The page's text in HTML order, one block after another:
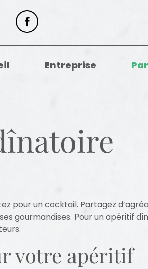
Entreprise
pour un cocktail. Partagez
gourmandises. Pour un apéritif
votre apéritif